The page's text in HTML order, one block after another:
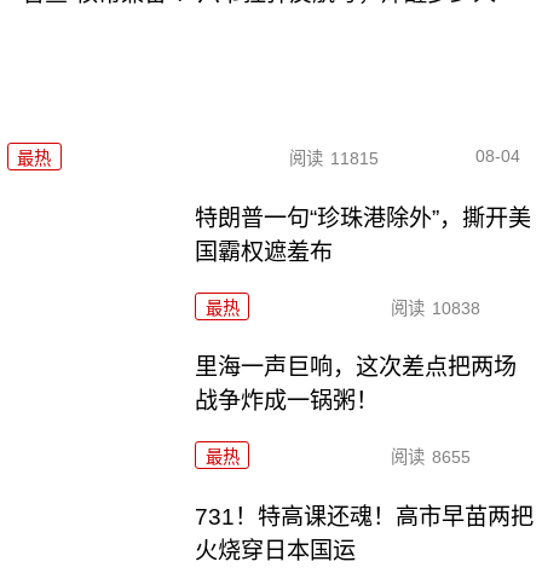
最热 阅读 11815 08-04
特朗普一句“珍珠港除外”，撕开美
国霸权遮羞布
最热 阅读 10838
里海一声巨响，这次差点把两场
战争炸成一锅粥！
最热 阅读 8655
731！特高课还魂！高市早苗两把
火烧穿日本国运